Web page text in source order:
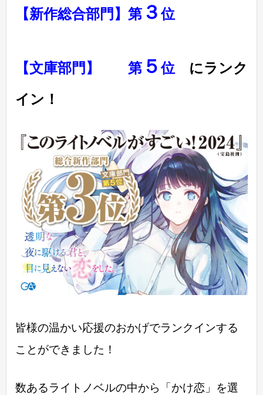
【新作総合部門】第 ３位
【文庫部門】 第 ５位 にランク
イン！
皆様の温かい応援のおかげでランクインする
ことができました！
数あるライトノベルの中から「かけ恋」を選